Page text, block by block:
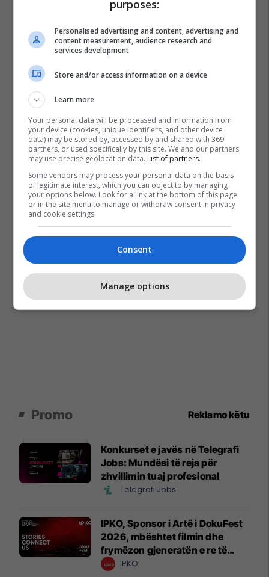
Promo Reklamo këtu
Konkurset e javës në Telegrafi
Jobs: Mundësi të reja për
zhvillimin tuaj profesional
Telegrafi Jobs
IPKO, Sponsor i Artë i DokuFest
2026, mbështet filmin dhe
frymëzon gjeneratën e re të
krijuesve
IPKO
purposes:
Personalised advertising and content, advertising and
content measurement, audience research and
services development
Store and/or access information on a device
Learn more
Your personal data will be processed and information from
your device (cookies, unique identifiers, and other device
data) may be stored by, accessed by and shared with 369
partners, or used specifically by this site. We and our partners
may use precise geolocation data. List of partners.
Some vendors may process your personal data on the basis
of legitimate interest, which you can object to by managing
your options below. Look for a link at the bottom of this page
or in the site menu to manage or withdraw consent in privacy
and cookie settings.
Consent
Manage options